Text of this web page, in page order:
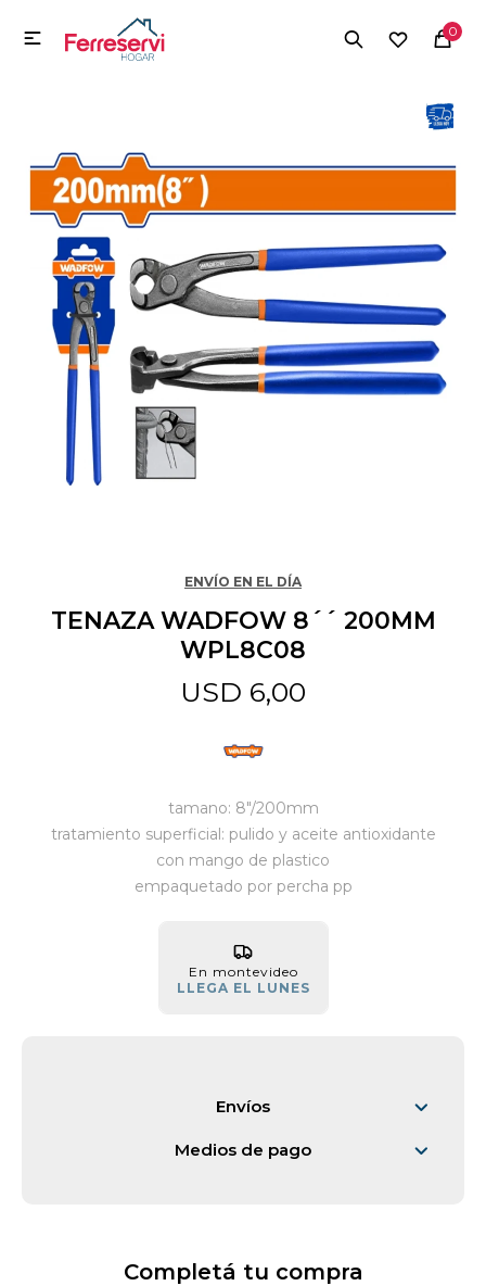
0

ENVÍO EN EL DÍA
TENAZA WADFOW 8´´ 200MM
WPL8C08
USD 6,00
tamano: 8"/200mm
tratamiento superficial: pulido y aceite antioxidante
con mango de plastico
empaquetado por percha pp
En montevideo
LLEGA EL LUNES
Envíos
Medios de pago
Completá tu compra
MI CUENTA
Herramientas y Construcción
Electrodomésticos
Tecnología
Deportes
Camping
Mascotas